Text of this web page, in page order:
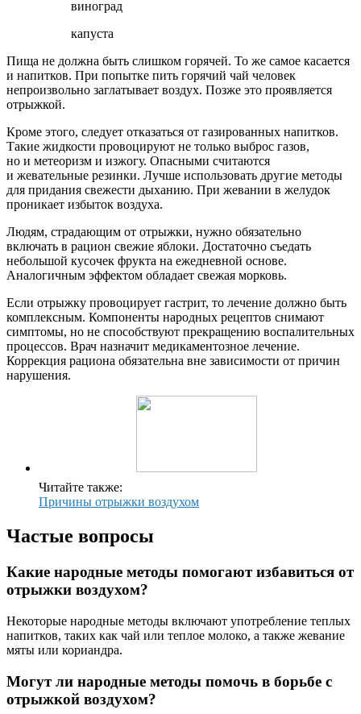
виноград
капуста
Пища не должна быть слишком горячей. То же самое касается
и напитков. При попытке пить горячий чай человек
непроизвольно заглатывает воздух. Позже это проявляется
отрыжкой.
Кроме этого, следует отказаться от газированных напитков.
Такие жидкости провоцируют не только выброс газов,
но и метеоризм и изжогу. Опасными считаются
и жевательные резинки. Лучше использовать другие методы
для придания свежести дыханию. При жевании в желудок
проникает избыток воздуха.
Людям, страдающим от отрыжки, нужно обязательно
включать в рацион свежие яблоки. Достаточно съедать
небольшой кусочек фрукта на ежедневной основе.
Аналогичным эффектом обладает свежая морковь.
Если отрыжку провоцирует гастрит, то лечение должно быть
комплексным. Компоненты народных рецептов снимают
симптомы, но не способствуют прекращению воспалительных
процессов. Врач назначит медикаментозное лечение.
Коррекция рациона обязательна вне зависимости от причин
нарушения.
Читайте также:
Причины отрыжки воздухом
Частые вопросы
Какие народные методы помогают избавиться от
отрыжки воздухом?
Некоторые народные методы включают употребление теплых
напитков, таких как чай или теплое молоко, а также жевание
мяты или кориандра.
Могут ли народные методы помочь в борьбе с
отрыжкой воздухом?